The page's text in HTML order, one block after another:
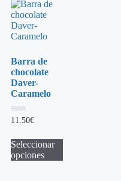
Barra de
chocolate
Daver-
Caramelo
011.50€
Seleccionar
opciones